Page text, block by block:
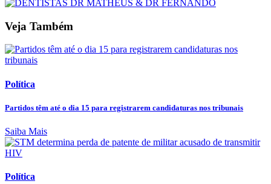
Veja Também
Política
Partidos têm até o dia 15 para registrarem candidaturas nos tribunais
Saiba Mais
Política